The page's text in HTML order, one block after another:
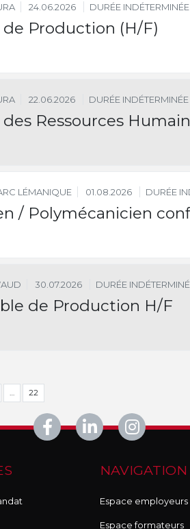
24.06.2026 DURÉE INDÉTERMINÉE
Production (H/F)
22.06.2026 DURÉE INDÉTERMINÉE
Ressources
LÉMANIQUE 01.08.2026 DURÉE
/ Polymécanicien
30.07.2026 DURÉE
de Production H/F
22
NAVIGATION
Espace employeurs
Espace formateurs